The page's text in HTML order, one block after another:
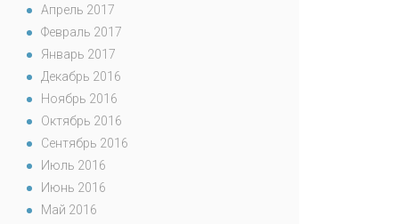
Апрель 2017
Февраль 2017
Январь 2017
Декабрь 2016
Ноябрь 2016
Октябрь 2016
Сентябрь 2016
Июль 2016
Июнь 2016
Май 2016